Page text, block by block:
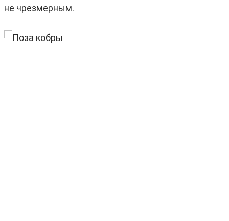
не чрезмерным.